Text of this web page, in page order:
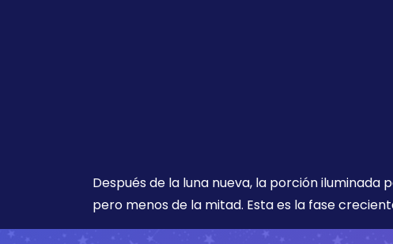
Después de la luna nueva, la porción iluminada
pero menos de la mitad. Esta es la fase